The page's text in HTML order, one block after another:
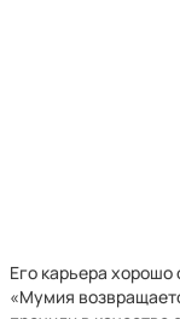
Его карьера
«Мумия